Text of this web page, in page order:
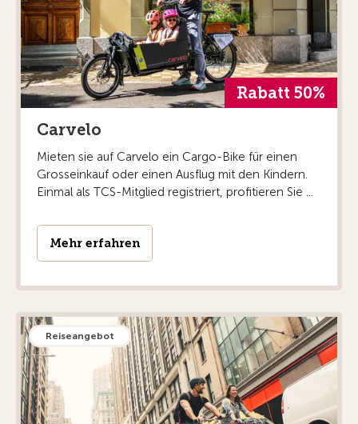
Rabatt 50%
Carvelo
Mieten sie auf Carvelo ein Cargo-Bike für einen
Grosseinkauf oder einen Ausflug mit den Kindern.
Einmal als TCS-Mitglied registriert, profitieren Sie ...
Mehr erfahren
Reiseangebot